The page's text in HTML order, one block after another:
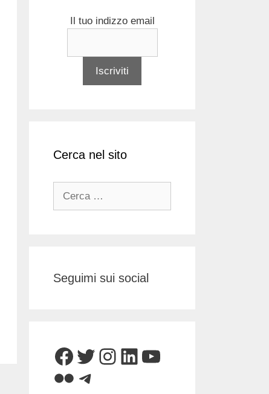
Il tuo indizzo email
Cerca nel sito
Seguimi sui social
Facebook
Twitter
Instagram
LinkedIn
YouTube
FlickrTelegram